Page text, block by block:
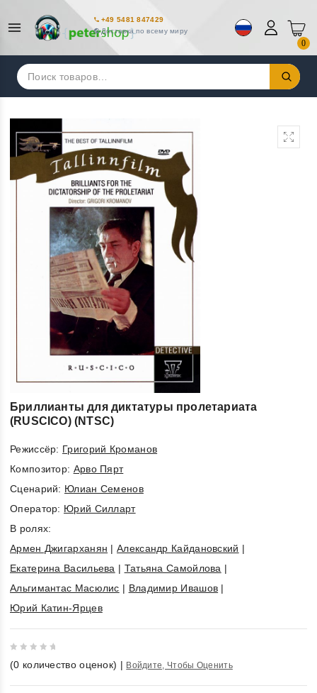
+49 5481 847429
Доставка по всему миру
0
Искать:
Бриллианты для диктатуры пролетариата
(RUSCICO) (NTSC)
Режиссёр: Григорий Кроманов
Композитор: Арво Пярт
Cценарий: Юлиан Семенов
Оператор: Юрий Силларт
В ролях:
Армен Джигарханян |Александр Кайдановский |
Екатерина Васильева | Татьяна Самойлова |
Альгимантас Масюлис | Владимир Ивашов |
Юрий Катин-Ярцев
out
of
(0 количество оценок) | Войдите, Чтобы Оценить